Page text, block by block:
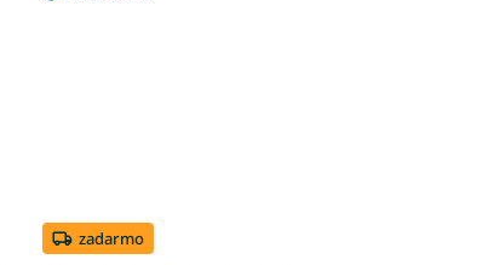
zadarmo